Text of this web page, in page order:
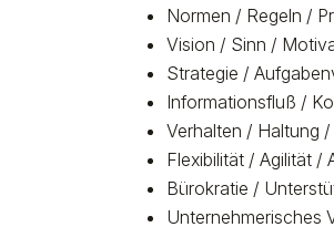
Normen / Regeln /
Vision / Sinn /
Strategie /
Informationsfluß /
Verhalten / Haltung
Flexibilität / Agilität /
Bürokratie /
Unternehmerisches